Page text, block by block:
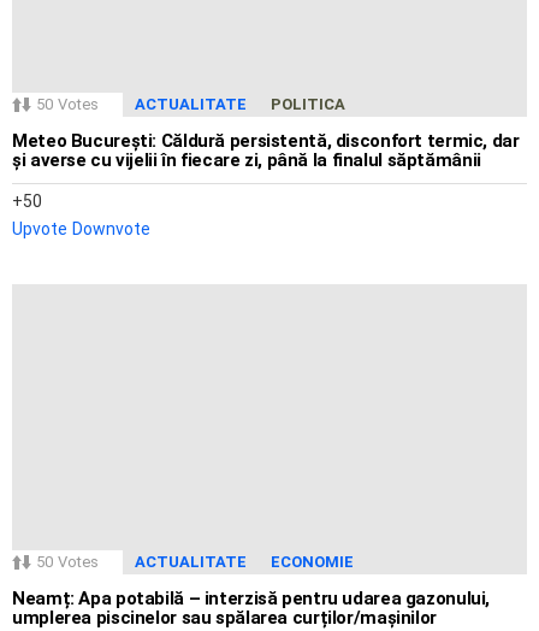
50 Votes ACTUALITATE POLITICA
Meteo București: Căldură persistentă, disconfort termic, dar
și averse cu vijelii în fiecare zi, până la finalul săptămânii
50
Upvote Downvote
50 Votes ACTUALITATE ECONOMIE
Neamț: Apa potabilă – interzisă pentru udarea gazonului,
umplerea piscinelor sau spălarea curților/mașinilor